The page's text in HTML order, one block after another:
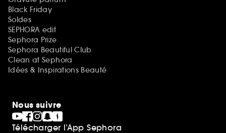
Black Friday
Soldes
SEPHORA edit
Sephora Prize
Sephora Beautiful Club
Clean at Sephora
Idées & Inspirations Beauté
Nous suivre
Télécharger l’App Sephora